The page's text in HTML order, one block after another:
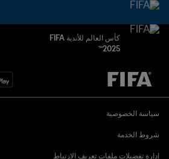
كأس العالم للأندية FIFA
2025™
يُحدَّد لاحقاً ضد يُحدَّد لاحقاً
سياسة الخصوصية
شروط الخدمة
إدارة تفضيلات ملفات تعريف الارتباط